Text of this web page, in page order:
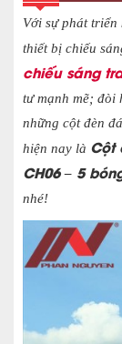
Với sự phát
thiết bị chiếu
chiếu sáng
tư mạnh mẽ; đòi
những cột đèn
hiện nay là Cột
CH06 – 5
nhé!